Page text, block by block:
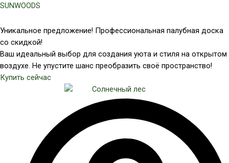
Перейти
содержимому
SUNWOODS
Уникальное предложение! Профессиональная палубная доска
со скидкой!
Ваш идеальный выбор для создания уюта и стиля на открытом
воздухе. Не упустите шанс преобразить своё пространство!
Купить сейчас